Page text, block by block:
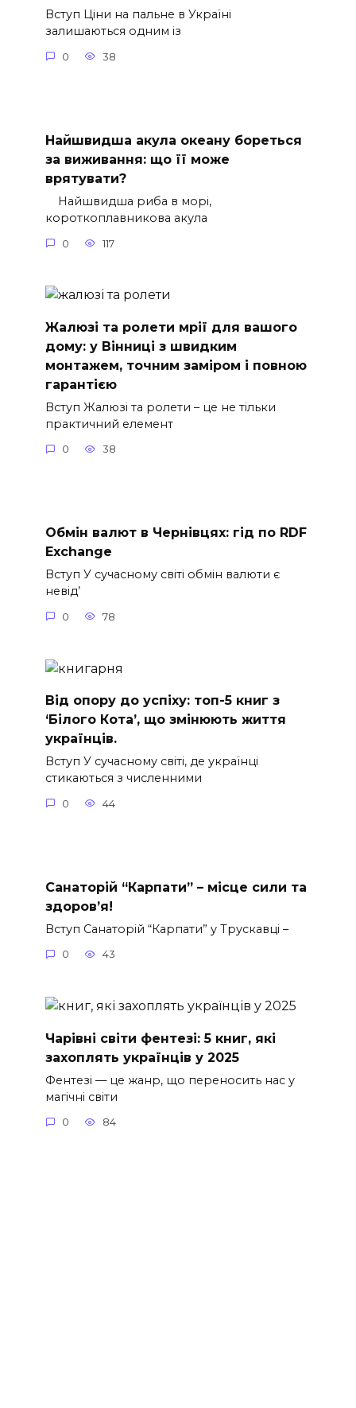
Вступ Ціни на пальне в Україні
залишаються одним із
0 38
Найшвидша акула океану бореться
за виживання: що її може
врятувати?
Найшвидша риба в морі,
короткоплавникова акула
0 117
Жалюзі та ролети мрії для вашого
дому: у Вінниці з швидким
монтажем, точним заміром і повною
гарантією
Вступ Жалюзі та ролети – це не тільки
практичний елемент
0 38
Обмін валют в Чернівцях: гід по RDF
Exchange
Вступ У сучасному світі обмін валюти є
невід’
0 78
Від опору до успіху: топ-5 книг з
‘Білого Кота’, що змінюють життя
українців.
Вступ У сучасному світі, де українці
стикаються з численними
0 44
Санаторій “Карпати” – місце сили та
здоров’я!
Вступ Санаторій “Карпати” у Трускавці –
0 43
Чарівні світи фентезі: 5 книг, які
захоплять українців у 2025
Фентезі — це жанр, що переносить нас у
магічні світи
0 84